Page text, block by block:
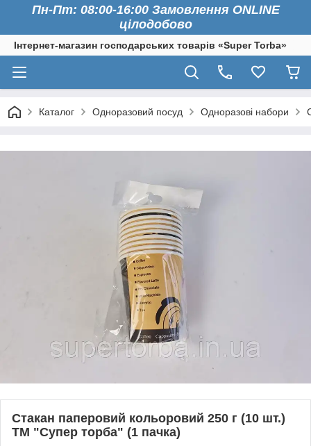
Пн-Пт: 08:00-16:00 Замовлення ONLINE
цілодобово
Інтернет-магазин господарських товарів «Super Torba»
Каталог Одноразовий посуд Одноразові набори
Стакан паперовий кольоровий 250 г (10 шт.)
ТМ "Супер торба" (1 пачка)